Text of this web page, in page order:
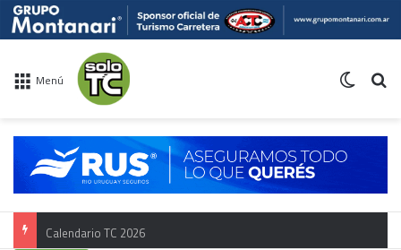
Menú
Calendario TC 2026